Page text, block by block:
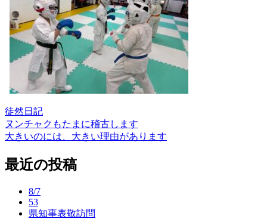
徒然日記
投
稿
ナ
ヌンチャクもたまに稽古します
大きいのには、大きい理由があります
最近の投稿
8/7
53
県知事表敬訪問